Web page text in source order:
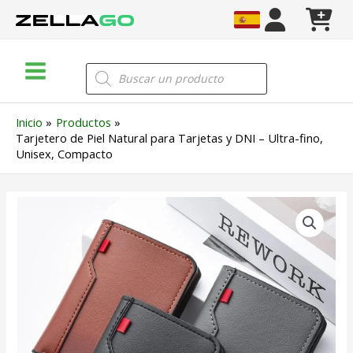
Menu
Búsqueda
de
productos
Inicio
Productos
Tarjetero de Piel Natural para Tarjetas y DNI – Ultra-fino,
Unisex, Compacto
Tarjetas